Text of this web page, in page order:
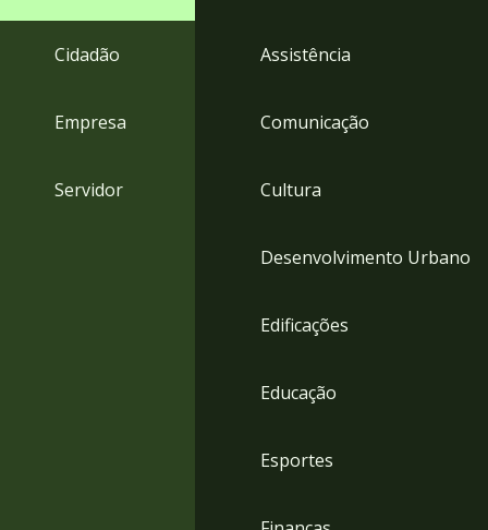
rodapé
Cidadão
Empresa
Servidor
Assistência
Comunicação
Cultura
Desenvolvimento Urbano
Edificações
Educação
Esportes